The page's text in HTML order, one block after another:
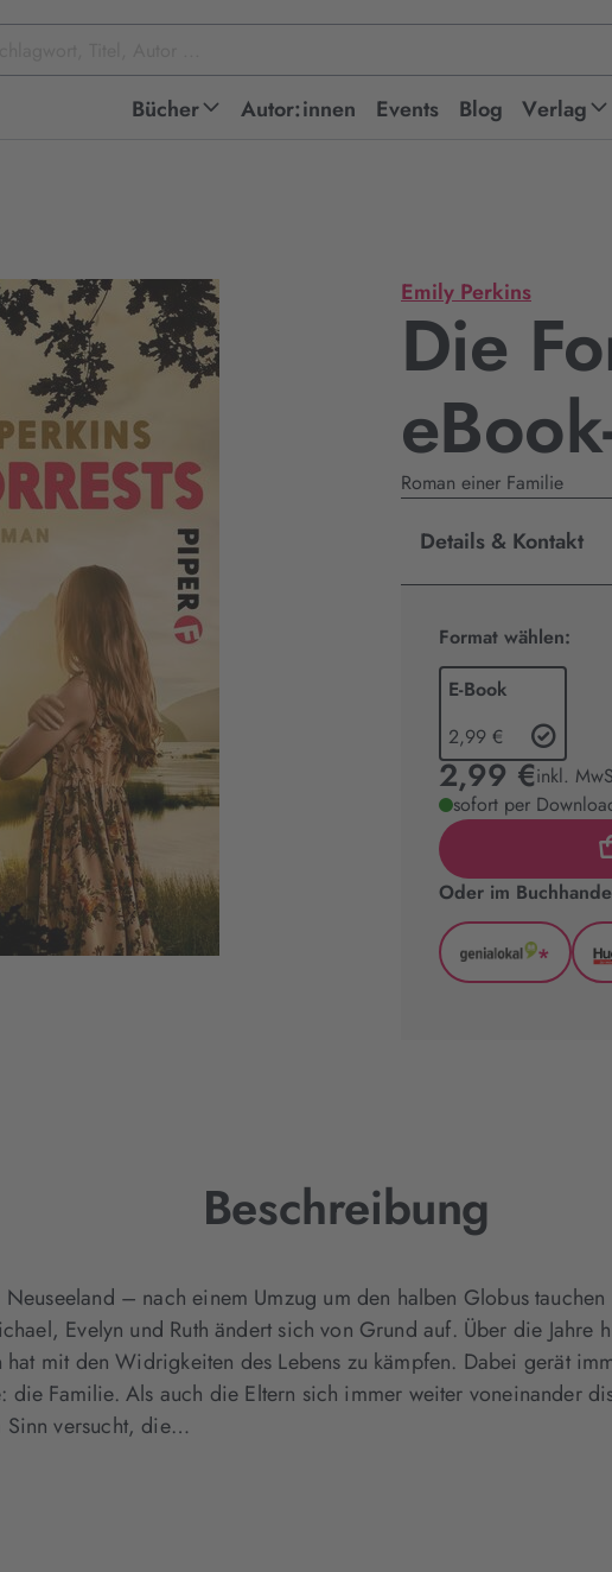
Bücher Autor:innen Events Blog Verlag
Emily Perkins
Die
Roman einer Familie
Details & Kontakt
Format wählen:
E-Book
2,99 €
2,99 €inkl.
sofort per
Oder im
*
Beschreibung
– nach einem Umzug um den halben Globus
Evelyn und Ruth ändert sich von Grund auf. Über die Jahre
mit den Widrigkeiten des Lebens zu kämpfen. Dabei gerät
die Familie. Als auch die Eltern sich immer weiter voneinander
Sinn versucht, die…